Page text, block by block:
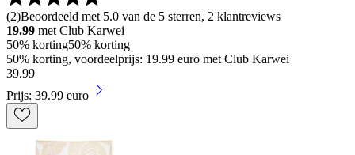
(2)Beoordeeld met 5.0 van de 5 sterren, 2 klantreviews
19.99 met Club Karwei
50% korting50% korting
50% korting, voordeelprijs: 19.99 euro met Club Karwei
39.99
Prijs: 39.99 euro